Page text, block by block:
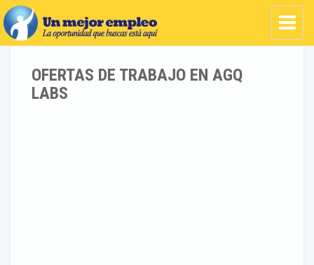
OFERTAS DE TRABAJO EN AGQ
LABS